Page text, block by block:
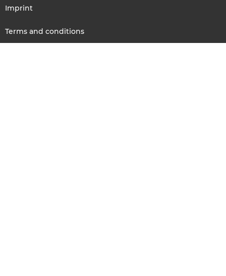
Imprint
Terms and conditions